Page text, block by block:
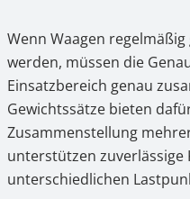
2. Einsatzbereiche
3. OIML-Klassen
KERN
kaufen
Wenn Waagen
werden, müssen die
Einsatzbereich genau
Gewichtssätze bieten
Zusammenstellung
unterstützen zuverlässige
unterschiedlichen